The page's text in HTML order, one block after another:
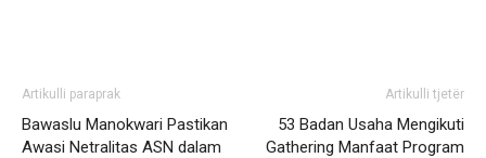
Artikulli paraprak
Bawaslu Manokwari Pastikan
Awasi Netralitas ASN dalam
Artikulli tjetër
53 Badan Usaha Mengikuti
Gathering Manfaat Program